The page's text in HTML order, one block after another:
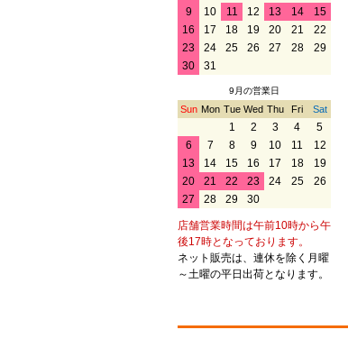
9
10 11 12 13 14
15
16
17 18 19 20 21
22
23
24 25 26 27 28
29
30
31
9月の営業日
Sun Mon Tue Wed Thu Fri Sat
1 2 3 4
5
6
7 8 9 10 11
12
13
14 15 16 17 18
19
20
21 22 23 24 25
26
27
28 29 30
店舗営業時間は午前10時から午
後17時となっております。
ネット販売は、連休を除く月曜
～土曜の平日出荷となります。